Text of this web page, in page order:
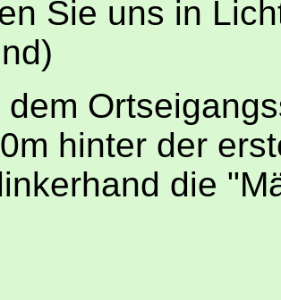
Sie uns in
dem
hinter der
die